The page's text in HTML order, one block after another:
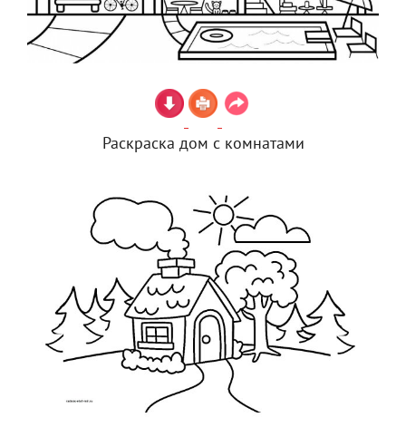
Раскраска дом с комнатами